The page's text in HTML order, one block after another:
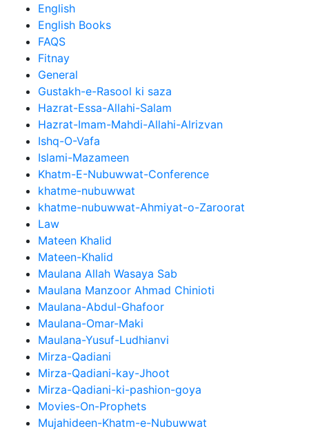
English
English Books
FAQS
Fitnay
General
Gustakh-e-Rasool ki saza
Hazrat-Essa-Allahi-Salam
Hazrat-Imam-Mahdi-Allahi-Alrizvan
Ishq-O-Vafa
Islami-Mazameen
Khatm-E-Nubuwwat-Conference
khatme-nubuwwat
khatme-nubuwwat-Ahmiyat-o-Zaroorat
Law
Mateen Khalid
Mateen-Khalid
Maulana Allah Wasaya Sab
Maulana Manzoor Ahmad Chinioti
Maulana-Abdul-Ghafoor
Maulana-Omar-Maki
Maulana-Yusuf-Ludhianvi
Mirza-Qadiani
Mirza-Qadiani-kay-Jhoot
Mirza-Qadiani-ki-pashion-goya
Movies-On-Prophets
Mujahideen-Khatm-e-Nubuwwat